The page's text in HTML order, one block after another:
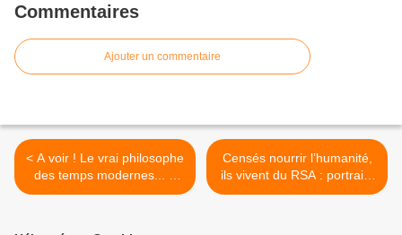
Commentaires
Ajouter un commentaire
< A voir ! Le vrai philosophe
des temps modernes... à
Aurillac, 2013
Censés nourrir l’humanité,
ils vivent du RSA : portraits
d’agriculteurs au bout du